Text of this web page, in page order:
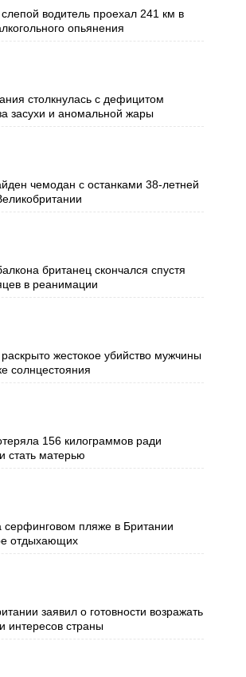
водитель проехал 241 км в
опьянения
столкнулась с дефицитом
засухи и аномальной жары
чемодан с останками 38-летней
британец скончался спустя
в реанимации
жестокое убийство мужчины
солнцестояния
156 килограммов ради
стать матерью
серфинговом пляже в Британии
отдыхающих
заявил о готовности возражать
интересов страны